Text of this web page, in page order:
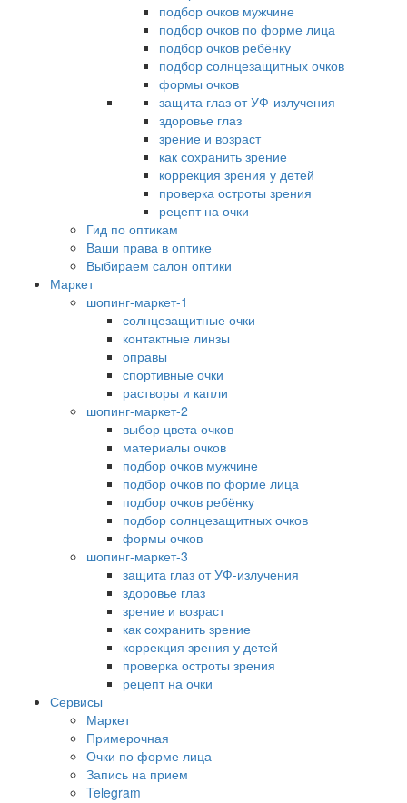
подбор очков мужчине
подбор очков по форме лица
подбор очков ребёнку
подбор солнцезащитных очков
формы очков
защита глаз от УФ-излучения
здоровье глаз
зрение и возраст
как сохранить зрение
коррекция зрения у детей
проверка остроты зрения
рецепт на очки
Гид по оптикам
Ваши права в оптике
Выбираем салон оптики
Маркет
шопинг-маркет-1
солнцезащитные очки
контактные линзы
оправы
спортивные очки
растворы и капли
шопинг-маркет-2
выбор цвета очков
материалы очков
подбор очков мужчине
подбор очков по форме лица
подбор очков ребёнку
подбор солнцезащитных очков
формы очков
шопинг-маркет-3
защита глаз от УФ-излучения
здоровье глаз
зрение и возраст
как сохранить зрение
коррекция зрения у детей
проверка остроты зрения
рецепт на очки
Сервисы
Маркет
Примерочная
Очки по форме лица
Запись на прием
Telegram